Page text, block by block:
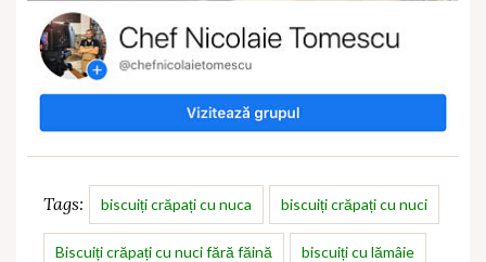
Tags: biscuiți crăpați cu nuca biscuiți crăpați cu nuci
Biscuiți crăpați cu nuci fără făină biscuiți cu lămâie